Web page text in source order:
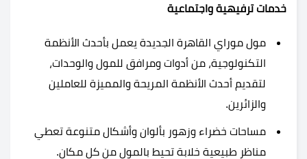
خدمات ترفيهية واجتماعية
مول موراي القاهرة الجديدة يعمل بأحدث الأنظمة
التكنولوجية، من أدوات ومرافق للمول والوحدات،
لتقديم أحدث الأنظمة المريحة والمميزة للعاملين
والزائرين.
مساحات خضراء وزهور بألوان وأشكال متنوعة تعطي
مناظر طبيعية خلابة تحيط بالمول من كل مكان.